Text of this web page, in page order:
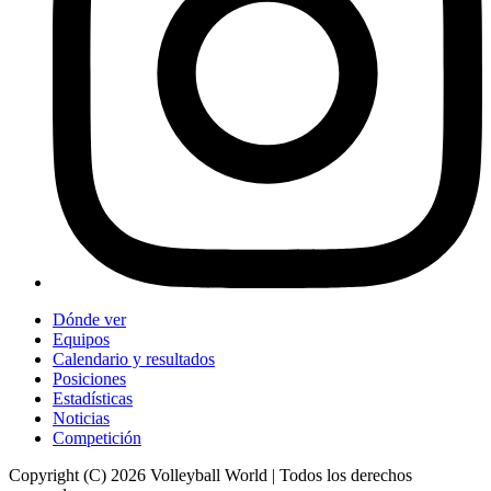
Dónde ver
Equipos
Calendario y resultados
Posiciones
Estadísticas
Noticias
Competición
Copyright (C) 2026 Volleyball World | Todos los derechos